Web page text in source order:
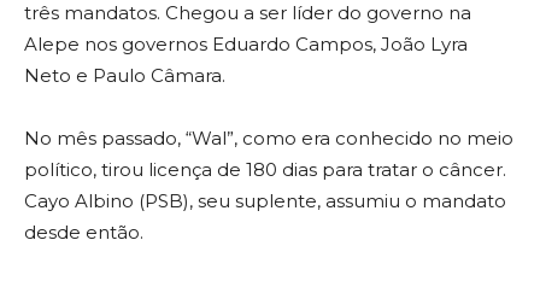
três mandatos. Chegou a ser líder do governo na
Alepe nos governos Eduardo Campos, João Lyra
Neto e Paulo Câmara.
No mês passado, “Wal”, como era conhecido no meio
político, tirou licença de 180 dias para tratar o câncer.
Cayo Albino (PSB), seu suplente, assumiu o mandato
desde então.